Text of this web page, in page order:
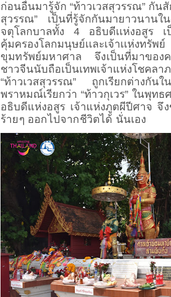
ก่อนอื่นมารู้จัก “ท้าวเวสสุวรรณ” กัน
สุวรรณ” เป็นที่รู้จักกันมายาวนานใ
จตุโลกบาลทั้ง 4 อธิบดีเเห่งอสูร
คุ้มครองโลกมนุษย์เเละเจ้าเเห่งทรัพ
ขุมทรัพย์มหาศาล จึงเป็นที่มาของค
ชาวจีนนับถือเป็นเทพเจ้าแห่งโชค
“ท้าวเวสสุวรรณ” ถูกเรียกต่างกัน
พราหมณ์เรียกว่า “ท้าวกุเวร” ในพุทธ
อธิบดีแห่งอสูร เจ้าแห่งภูตผีปีศาจ จึ
ร้ายๆ ออกไปจากชีวิตได้ นั่นเอง